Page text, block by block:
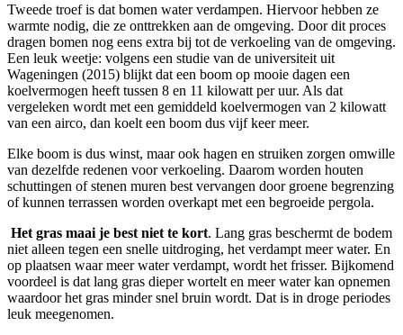
Tweede troef is dat bomen water verdampen. Hiervoor hebben ze
warmte nodig, die ze onttrekken aan de omgeving. Door dit proces
dragen bomen nog eens extra bij tot de verkoeling van de omgeving.
Een leuk weetje: volgens een studie van de universiteit uit
Wageningen (2015) blijkt dat een boom op mooie dagen een
koelvermogen heeft tussen 8 en 11 kilowatt per uur. Als dat
vergeleken wordt met een gemiddeld koelvermogen van 2 kilowatt
van een airco, dan koelt een boom dus vijf keer meer.
Elke boom is dus winst, maar ook hagen en struiken zorgen omwille
van dezelfde redenen voor verkoeling. Daarom worden houten
schuttingen of stenen muren best vervangen door groene begrenzing
of kunnen terrassen worden overkapt met een begroeide pergola.
Het gras maai je best niet te kort. Lang gras beschermt de bodem
niet alleen tegen een snelle uitdroging, het verdampt meer water. En
op plaatsen waar meer water verdampt, wordt het frisser. Bijkomend
voordeel is dat lang gras dieper wortelt en meer water kan opnemen
waardoor het gras minder snel bruin wordt. Dat is in droge periodes
leuk meegenomen.